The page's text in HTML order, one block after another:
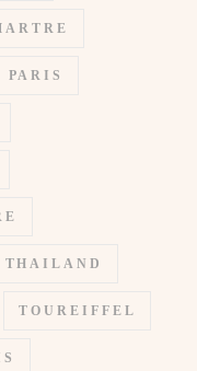
PARIS
THAILAND
TOUREIFFEL